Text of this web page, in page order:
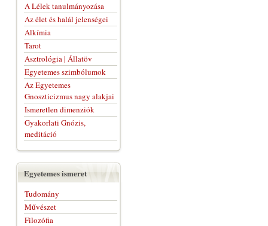
A Lélek tanulmányozása
Az élet és halál jelenségei
Alkímia
Tarot
Asztrológia | Állatöv
Egyetemes szimbólumok
Az Egyetemes
Gnoszticizmus nagy alakjai
Ismeretlen dimenziók
Gyakorlati Gnózis,
meditáció
Egyetemes ismeret
Tudomány
Művészet
Filozófia